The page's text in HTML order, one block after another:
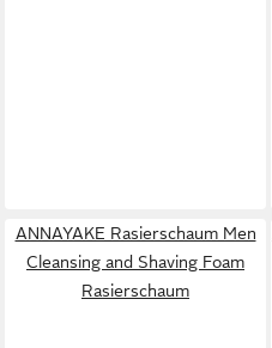
ANNAYAKE Rasierschaum Men
Cleansing and Shaving Foam
Rasierschaum